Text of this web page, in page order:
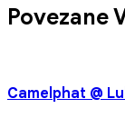
Povezane
Camelphat @